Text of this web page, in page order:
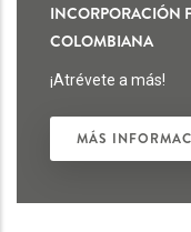
INCORPORACIÓN
COLOMBIANA
¡Atrévete a más!
MÁS